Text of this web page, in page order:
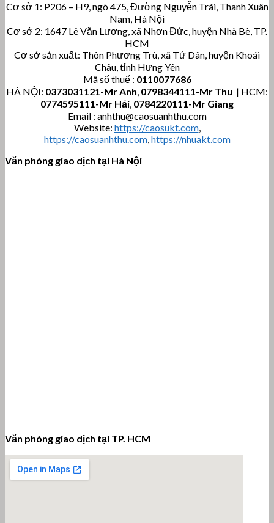
Cơ sở 1: P206 – H9, ngõ 475, Đường Nguyễn Trãi, Thanh Xuân
Nam, Hà Nội
Cơ sở 2: 1647 Lê Văn Lương, xã Nhơn Đức, huyện Nhà Bè, TP.
HCM
Cơ sở sản xuất: Thôn Phương Trù, xã Tứ Dân, huyện Khoái
Châu, tỉnh Hưng Yên
Mã số thuế : 0110077686
HÀ NỘI: 0373031121-Mr Anh, 0798344111-Mr Thu | HCM:
0774595111-Mr Hải, 0784220111-Mr Giang
Email : anhthu@caosuanhthu.com
Website: https://caosukt.com,
https://caosuanhthu.com,https://nhuakt.com
Văn phòng giao dịch tại Hà Nội
Văn phòng giao dịch tại TP. HCM